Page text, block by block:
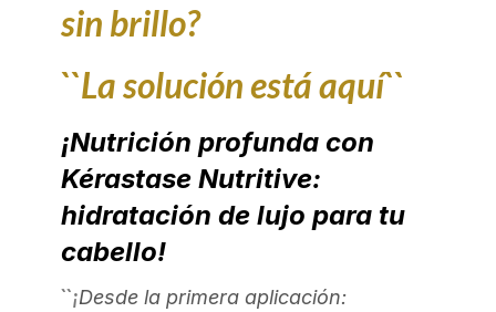
sin brillo?
``La solución está aquí``
¡Nutrición profunda con
Kérastase Nutritive:
hidratación de lujo para tu
cabello!
``¡Desde la primera aplicación: